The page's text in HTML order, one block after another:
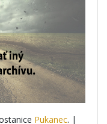
Pukanec. |